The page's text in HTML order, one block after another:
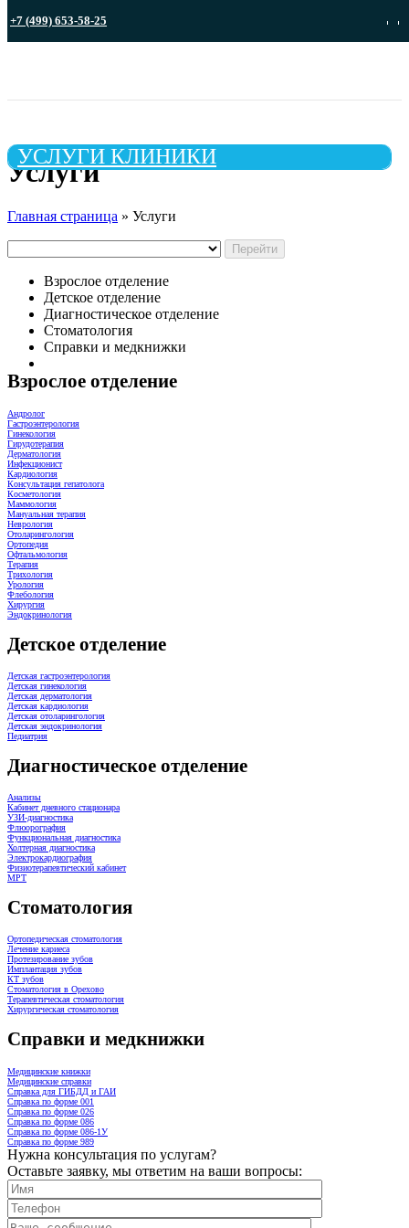
+7 (499) 653-58-25
УСЛУГИ КЛИНИКИ
Услуги
Главная страница » Услуги
Перейти
Взрослое отделение
Детское отделение
Диагностическое отделение
Стоматология
Справки и медкнижки
Взрослое отделение
Андролог
Гастроэнтерология
Гинекология
Гирудотерапия
Дерматология
Инфекционист
Кардиология
Консультация гепатолога
Косметология
Маммология
Мануальная терапия
Неврология
Отоларингология
Ортопедия
Офтальмология
Терапия
Трихология
Урология
Флебология
Хирургия
Эндокринология
Детское отделение
Детская гастроэнтерология
Детская гинекология
Детская дерматология
Детская кардиология
Детская отоларингология
Детская эндокринология
Педиатрия
Диагностическое отделение
Анализы
Кабинет дневного стационара
УЗИ-диагностика
Флюорография
Функциональная диагностика
Холтерная диагностика
Электрокардиография
Физиотерапевтический кабинет
МРТ
Стоматология
Ортопедическая стоматология
Лечение кариеса
Протезирование зубов
Имплантация зубов
КТ зубов
Стоматология в Орехово
Терапевтическая стоматология
Хирургическая стоматология
Справки и медкнижки
Медицинские книжки
Медицинские справки
Справка для ГИБДД и ГАИ
Справка по форме 001
Справка по форме 026
Справка по форме 086
Справка по форме 086-1У
Справка по форме 989
Нужна консультация по услугам?
Оставьте заявку, мы ответим на ваши вопросы: